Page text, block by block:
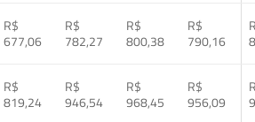
R$
677,06
R$
782,27
R$
800,38
R$
790,16
R$
819,24
R$
946,54
R$
968,45
R$
956,09